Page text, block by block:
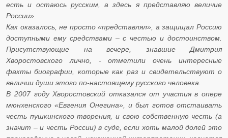
есть и остаюсь русским, а здесь я представляю величие
России».
Как оказалось, не просто «представлял», а защищал Россию
доступными ему средствами – с честью и достоинством.
Присутствующие на вечере, знавшие Дмитрия
Хворостовского лично, - отметили очень интересные
факты биографии, которые как раз и свидетельствуют о
величии души этого по-настоящему русского человека.
В 2007 году Хворостовский отказался от участия в опере
мюнхенского «Евгения Онегина», и был готов отстаивать
честь пушкинского творения, и свою собственную честь (а
значит – и честь России) в суде, если хоть малой долей это